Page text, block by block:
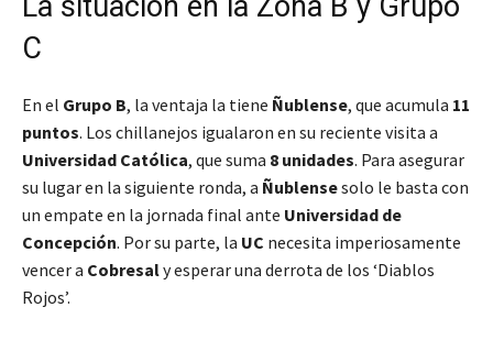
C
En el Grupo B, la ventaja la tiene Ñublense, que acumula 11
puntos. Los chillanejos igualaron en su reciente visita a
Universidad Católica, que suma 8 unidades. Para asegurar
su lugar en la siguiente ronda, a Ñublensesolo le basta con
un empate en la jornada final ante Universidad de
Concepción. Por su parte, la UC necesita imperiosamente
vencer a Cobresaly esperar una derrota de los ‘Diablos
Rojos’.